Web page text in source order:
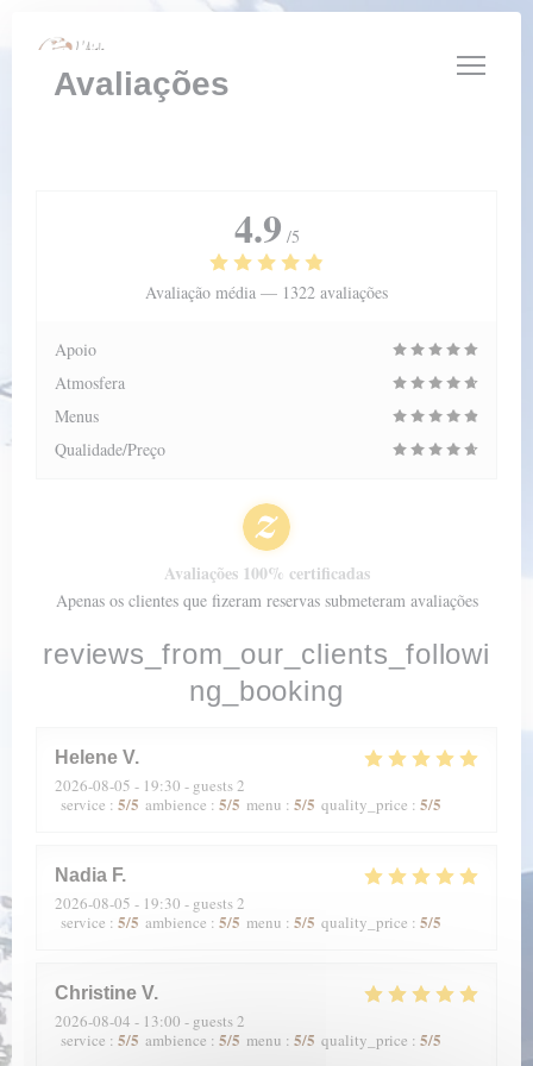
Painel de Gerenciamento de Cookies
Avaliações
reviews_from_our_clients_followi
ng_booking
Helene V
2026-08-05 - 19:30 - guests 2
service : 5/5 ambience : 5/5 menu : 5/5 quality_price : 5/5
Nadia F
2026-08-05 - 19:30 - guests 2
service : 5/5 ambience : 5/5 menu : 5/5 quality_price : 5/5
Christine V
2026-08-04 - 13:00 - guests 2
service : 5/5 ambience : 5/5 menu : 5/5 quality_price : 5/5
4.9 /5
Avaliação média — 1322 avaliações
Apoio
Atmosfera
Menus
Qualidade/Preço
Avaliações 100% certificadas
Apenas os clientes que fizeram reservas submeteram avaliações